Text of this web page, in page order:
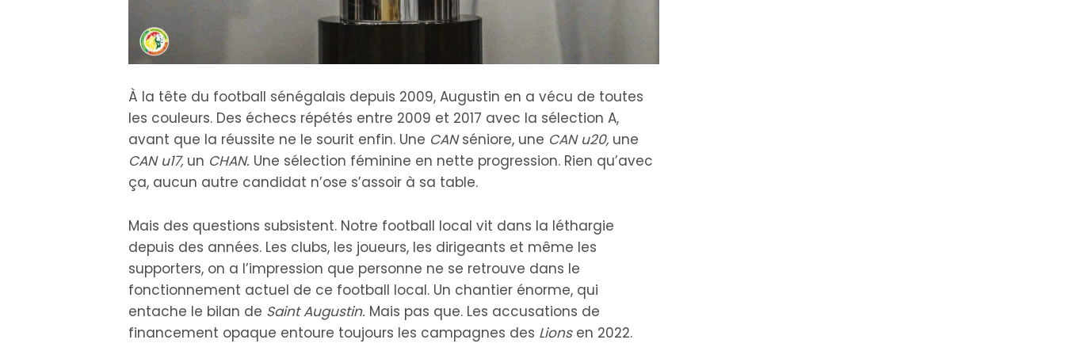
À la tête du football sénégalais depuis 2009, Augustin en a vécu de toutes
les couleurs. Des échecs répétés entre 2009 et 2017 avec la sélection A,
avant que la réussite ne le sourit enfin. Une CANséniore, une CAN u20, une
CAN u17, un CHAN. Une sélection féminine en nette progression. Rien qu’avec
ça, aucun autre candidat n’ose s’assoir à sa table.
Mais des questions subsistent. Notre football local vit dans la léthargie
depuis des années. Les clubs, les joueurs, les dirigeants et même les
supporters, on a l’impression que personne ne se retrouve dans le
fonctionnement actuel de ce football local. Un chantier énorme, qui
entache le bilan de Saint Augustin. Mais pas que. Les accusations de
financement opaque entoure toujours les campagnes des Lions en 2022.